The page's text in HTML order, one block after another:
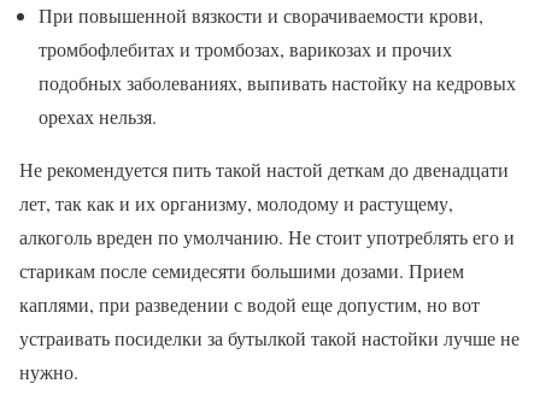
При повышенной вязкости и сворачиваемости крови,
тромбофлебитах и тромбозах, варикозах и прочих
подобных заболеваниях, выпивать настойку на кедровых
орехах нельзя.
Не рекомендуется пить такой настой деткам до двенадцати
лет, так как и их организму, молодому и растущему,
алкоголь вреден по умолчанию. Не стоит употреблять его и
старикам после семидесяти большими дозами. Прием
каплями, при разведении с водой еще допустим, но вот
устраивать посиделки за бутылкой такой настойки лучше не
нужно.